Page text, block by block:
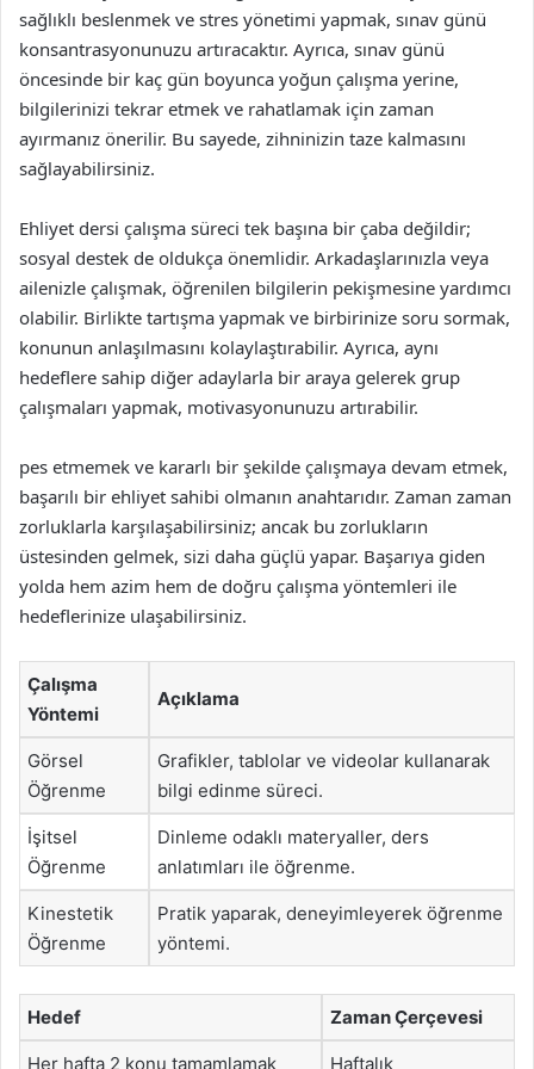
sağlıklı beslenmek ve stres yönetimi yapmak, sınav günü
konsantrasyonunuzu artıracaktır. Ayrıca, sınav günü
öncesinde bir kaç gün boyunca yoğun çalışma yerine,
bilgilerinizi tekrar etmek ve rahatlamak için zaman
ayırmanız önerilir. Bu sayede, zihninizin taze kalmasını
sağlayabilirsiniz.
Ehliyet dersi çalışma süreci tek başına bir çaba değildir;
sosyal destek de oldukça önemlidir. Arkadaşlarınızla veya
ailenizle çalışmak, öğrenilen bilgilerin pekişmesine yardımcı
olabilir. Birlikte tartışma yapmak ve birbirinize soru sormak,
konunun anlaşılmasını kolaylaştırabilir. Ayrıca, aynı
hedeflere sahip diğer adaylarla bir araya gelerek grup
çalışmaları yapmak, motivasyonunuzu artırabilir.
pes etmemek ve kararlı bir şekilde çalışmaya devam etmek,
başarılı bir ehliyet sahibi olmanın anahtarıdır. Zaman zaman
zorluklarla karşılaşabilirsiniz; ancak bu zorlukların
üstesinden gelmek, sizi daha güçlü yapar. Başarıya giden
yolda hem azim hem de doğru çalışma yöntemleri ile
hedeflerinize ulaşabilirsiniz.
Çalışma
Yöntemi
Açıklama
Görsel
Öğrenme
Grafikler, tablolar ve videolar kullanarak
bilgi edinme süreci.
İşitsel
Öğrenme
Dinleme odaklı materyaller, ders
anlatımları ile öğrenme.
Kinestetik
Öğrenme
Pratik yaparak, deneyimleyerek öğrenme
yöntemi.
Hedef Zaman Çerçevesi
Her hafta 2 konu tamamlamak Haftalık